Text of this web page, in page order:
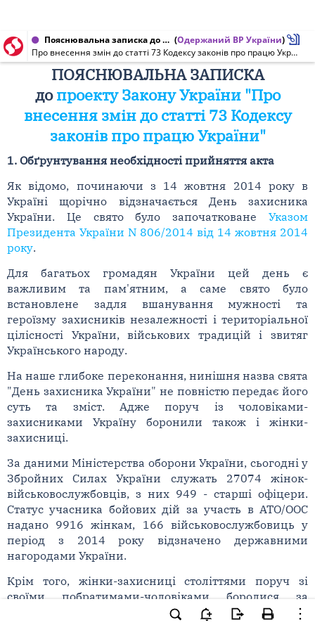
Пояснювальна записка до проекту Закону України від 28.10.2019 № 2325 (Одержаний ВР України)
Про внесення змін до статті 73 Кодексу законів про працю України